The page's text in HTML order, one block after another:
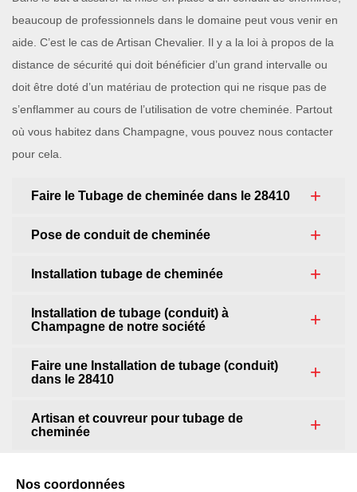
beaucoup de professionnels dans le domaine peut vous venir en
aide. C’est le cas de Artisan Chevalier. Il y a la loi à propos de la
distance de sécurité qui doit bénéficier d’un grand intervalle ou
doit être doté d’un matériau de protection qui ne risque pas de
s’enflammer au cours de l’utilisation de votre cheminée. Partout
où vous habitez dans Champagne, vous pouvez nous contacter
pour cela.
Faire le Tubage de cheminée dans le 28410
Pose de conduit de cheminée
Installation tubage de cheminée
Installation de tubage (conduit) à
Champagne de notre société
Faire une Installation de tubage (conduit)
dans le 28410
Artisan et couvreur pour tubage de
cheminée
Nos coordonnées